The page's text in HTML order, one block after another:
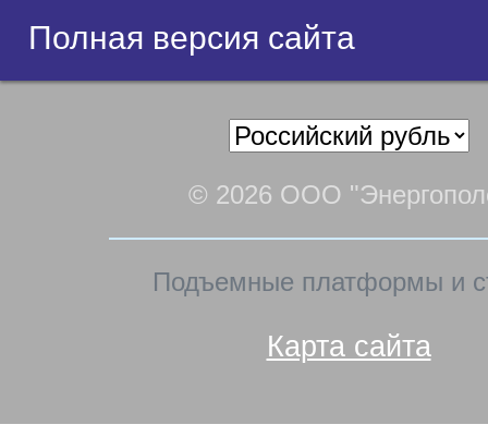
Полная версия сайта
© 2026 ООО
Подъемные платформы и
Карта сайта